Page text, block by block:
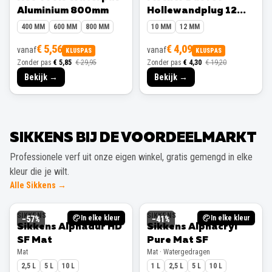
Aluminium 800mm
400 MM 600 MM 800 MM
vanaf€ 5,56 KLUSPAS
Zonder pas € 5,85 € 29,95
Bekijk →
Hollewandplug 12
mm 10 stuks
10 MM 12 MM
vanaf€ 4,09 KLUSPAS
Zonder pas € 4,30 € 19,20
Bekijk →
SIKKENS BIJ DE VOORDEELMARKT
Professionele verf uit onze eigen winkel, gratis gemengd in elke
kleur die je wilt.
Alle Sikkens →
−57% In elke kleur
SIKKENS
Sikkens Alphadur HD
SF Mat
Mat
2,5 L
5 L 10 L
−41% In elke kleur
SIKKENS
Sikkens Alphacryl
Pure Mat SF
Mat · Watergedragen
1 L
2,5 L 5 L 10 L